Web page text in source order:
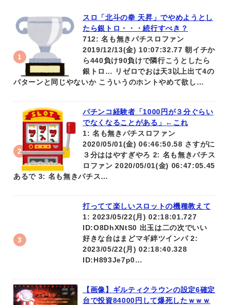
スロ「北斗の拳 天昇」でやめようとし
たら銀トロ・・・続行すべき？
712: 名も無きパチスロファン
2019/12/13(金) 10:07:32.77 朝イチか
ら440負け90負けで隣行こうとしたら
銀トロ… リゼロでおは天3以上出て4の
パターンと同じやないか こういうのホントやめて欲し…
パチンコ経験者「1000円が３分ぐらい
でなくなることがある」←これ
1: 名も無きパチスロファン
2020/05/01(金) 06:46:50.58 さすがに
３分ははやすぎやろ 2: 名も無きパチス
ロファン 2020/05/01(金) 06:47:05.45
あるで 3: 名も無きパチス…
打ってて楽しいスロットの機種教えて
1: 2023/05/22(月) 02:18:01.727
ID:O8DhXNtS0 出玉は二の次でいい
好きな台はまどマギ絆ツインパ 2:
2023/05/22(月) 02:18:40.328
ID:H893Je7p0…
【画像】ギルティクラウンの設定6確定
台で投資84000円して爆死したｗｗｗ